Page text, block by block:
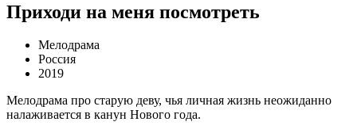
Приходи на меня посмотреть
Мелодрама
Россия
2019
Мелодрама про старую деву, чья личная жизнь неожиданно
налаживается в канун Нового года.